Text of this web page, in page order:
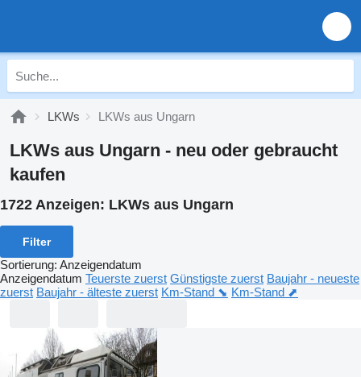
LKWs LKWs aus Ungarn
LKWs aus Ungarn - neu oder gebraucht
kaufen
1722 Anzeigen: LKWs aus Ungarn
Filter
Sortierung: Anzeigendatum
Anzeigendatum Teuerste zuerst Günstigste zuerst Baujahr - neueste
zuerst Baujahr - älteste zuerst Km-Stand ⬊ Km-Stand ⬈